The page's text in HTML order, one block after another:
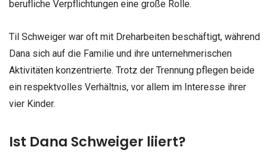
berufliche Verpflichtungen eine große Rolle.
Til Schweiger war oft mit Dreharbeiten beschäftigt, während
Dana sich auf die Familie und ihre unternehmerischen
Aktivitäten konzentrierte. Trotz der Trennung pflegen beide
ein respektvolles Verhältnis, vor allem im Interesse ihrer
vier Kinder.
Ist Dana Schweiger liiert?